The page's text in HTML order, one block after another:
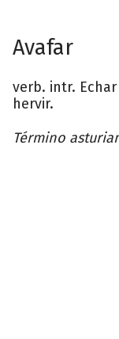
Avafar
verb. intr.
hervir.
Término